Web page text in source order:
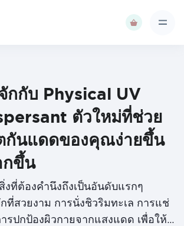
กกับ Physical UV
ตัวใหม่ที่ช่วย
กันแดดของคุณง่ายขึ้น
กขึ้น
สิ่งที่ต้องคำนึงถึงเป็นอันดับแรกๆ
ที่สวยงาม การนั่งชิวริมทะเล การแช่
รปกป้องผิวกายจากแสงแดด เพื่อให้